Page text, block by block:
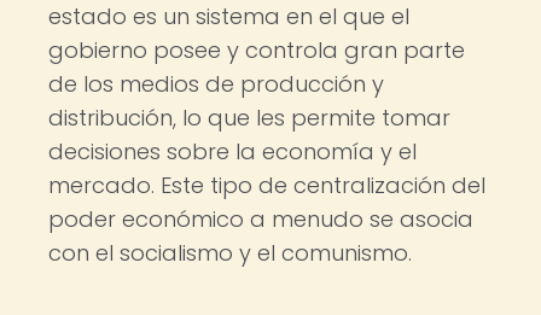
estado es un sistema en el que el
gobierno posee y controla gran parte
de los medios de producción y
distribución, lo que les permite tomar
decisiones sobre la economía y el
mercado. Este tipo de centralización del
poder económico a menudo se asocia
con el socialismo y el comunismo.